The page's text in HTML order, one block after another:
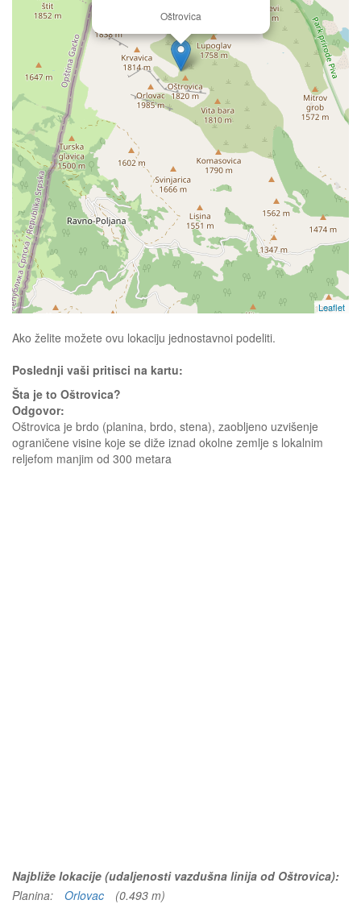
Oštrovica
Leaflet
Ako želite možete ovu lokaciju jednostavnoi podeliti.
Poslednji vaši pritisci na kartu:
Šta je to Oštrovica?
Odgovor:
Oštrovica je brdo (planina, brdo, stena), zaobljeno uzvišenje
ograničene visine koje se diže iznad okolne zemlje s lokalnim
reljefom manjim od 300 metara
Najbliže lokacije (udaljenosti vazdušna linija od Oštrovica):
Planina:
Orlovac
(0.493 m)